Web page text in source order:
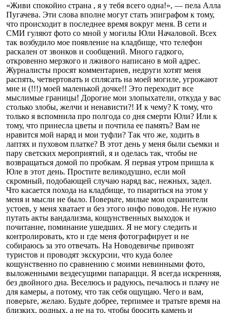
«Живи спокойно страна , я у тебя всего одна!», — пела Алла
Пугачева. Эти слова вполне могут стать эпиграфом к тому,
что происходит в последнее время вокруг меня. В сети и
СМИ гуляют фото со мной у могилы Юли Началовой. Всех
так возбудило мое появление на кладбище, что телефон
раскален от звонков и сообщений. Много гадкого,
откровенно мерзкого и лживого написано в мой адрес.
Журналисты просят комментариев, недруги хотят меня
распять, четвертовать и сплясать на моей могиле, угрожают
мне и (!!!) моей маленькой дочке!! Это переходит все
мыслимые границы! Дорогие мои злопыхатели, откуда у вас
столько злобы, желчи и ненависти?! И к чему? К тому, что
только я вспомнила про полгода со дня смерти Юли? Или к
тому, что принесла цветы и почтила ее память? Вам не
нравится мой наряд и мои туфли? Так что же, ходить в
лаптях и пуховом платке? В этот день у меня были сьемки и
пару светских мероприятий, я и оделась так, чтобы не
возвращаться домой по пробкам. Я первая утром пришла к
Юле в этот день. Простите великодушно, если мой
скромный, подобающей случаю наряд вас, нежных, задел.
Что касается похода на кладбище, то пиариться на этом у
меня и мысли не было. Поверьте, милые мои охранители
устоев, у меня хватает и без этого инфо поводов. Не нужно
путать акты вандализма, кощунственных выходок и
почитание, поминание ушедших. Я не могу следить и
контролировать, кто и где меня фотографирует и не
собираюсь за это отвечать. На Новодевичье привозят
туристов и проводят экскурсии, что куда более
кощунственно по сравнению с моими невинными фото,
выложенными вездесущими папарацци. Я всегда искренняя,
без двойного дна. Веселюсь и радуюсь, печалюсь и плачу не
для камеры, а потому, что так себя ощущаю. Чего и вам,
поверьте, желаю. Будьте добрее, терпимее и тратьте время на
близких, родных, а не на то, чтобы бросить камень и